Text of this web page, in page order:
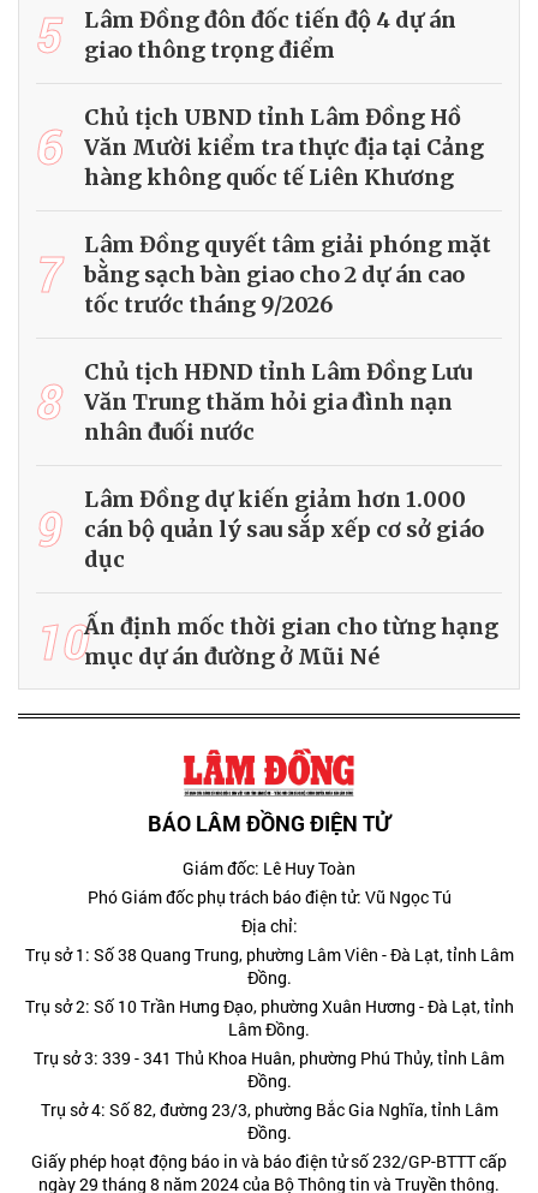
5
Lâm Đồng đôn đốc tiến độ 4 dự án
giao thông trọng điểm
6
Chủ tịch UBND tỉnh Lâm Đồng Hồ
Văn Mười kiểm tra thực địa tại Cảng
hàng không quốc tế Liên Khương
7
Lâm Đồng quyết tâm giải phóng mặt
bằng sạch bàn giao cho 2 dự án cao
tốc trước tháng 9/2026
8
Chủ tịch HĐND tỉnh Lâm Đồng Lưu
Văn Trung thăm hỏi gia đình nạn
nhân đuối nước
9
Lâm Đồng dự kiến giảm hơn 1.000
cán bộ quản lý sau sắp xếp cơ sở giáo
dục
10Ấn định mốc thời gian cho từng hạng
mục dự án đường ở Mũi Né
BÁO LÂM ĐỒNG ĐIỆN TỬ
Giám đốc: Lê Huy Toàn
Phó Giám đốc phụ trách báo điện tử: Vũ Ngọc Tú
Địa chỉ:
Trụ sở 1: Số 38 Quang Trung, phường Lâm Viên - Đà Lạt, tỉnh Lâm
Đồng.
Trụ sở 2: Số 10 Trần Hưng Đạo, phường Xuân Hương - Đà Lạt, tỉnh
Lâm Đồng.
Trụ sở 3: 339 - 341 Thủ Khoa Huân, phường Phú Thủy, tỉnh Lâm
Đồng.
Trụ sở 4: Số 82, đường 23/3, phường Bắc Gia Nghĩa, tỉnh Lâm
Đồng.
Giấy phép hoạt động báo in và báo điện tử số 232/GP-BTTT cấp
ngày 29 tháng 8 năm 2024 của Bộ Thông tin và Truyền thông.